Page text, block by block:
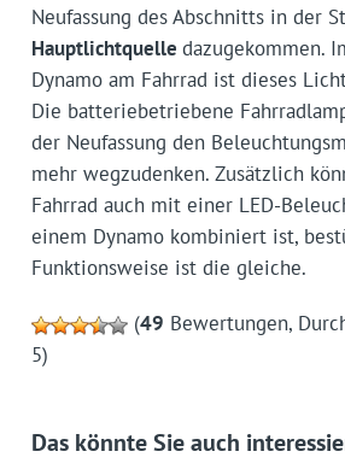
Neufassung des Abschnitts in der
Hauptlichtquelle dazugekommen.
Dynamo am Fahrrad ist dieses
Die batteriebetriebene
der Neufassung den
mehr wegzudenken. Zusätzlich
Fahrrad auch mit einer LED-
einem Dynamo kombiniert ist,
Funktionsweise ist die gleiche.
(49 Bewertungen,
5)
Das könnte Sie auch